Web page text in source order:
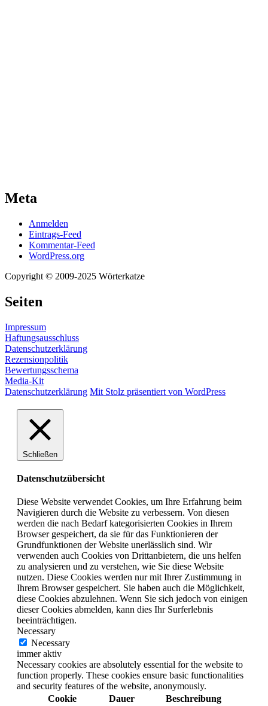
Meta
Anmelden
Eintrags-Feed
Kommentar-Feed
WordPress.org
Copyright © 2009-2025 Wörterkatze
Seiten
Impressum
Haftungsausschluss
Datenschutzerklärung
Rezensionpolitik
Bewertungsschema
Media-Kit
Datenschutzerklärung Mit Stolz präsentiert von WordPress
Schließen
Datenschutzübersicht
Diese Website verwendet Cookies, um Ihre Erfahrung beim
Navigieren durch die Website zu verbessern. Von diesen
werden die nach Bedarf kategorisierten Cookies in Ihrem
Browser gespeichert, da sie für das Funktionieren der
Grundfunktionen der Website unerlässlich sind. Wir
verwenden auch Cookies von Drittanbietern, die uns helfen
zu analysieren und zu verstehen, wie Sie diese Website
nutzen. Diese Cookies werden nur mit Ihrer Zustimmung in
Ihrem Browser gespeichert. Sie haben auch die Möglichkeit,
diese Cookies abzulehnen. Wenn Sie sich jedoch von einigen
dieser Cookies abmelden, kann dies Ihr Surferlebnis
beeinträchtigen.
Necessary
Necessary
immer aktiv
Necessary cookies are absolutely essential for the website to
function properly. These cookies ensure basic functionalities
and security features of the website, anonymously.
Cookie
Dauer Beschreibung